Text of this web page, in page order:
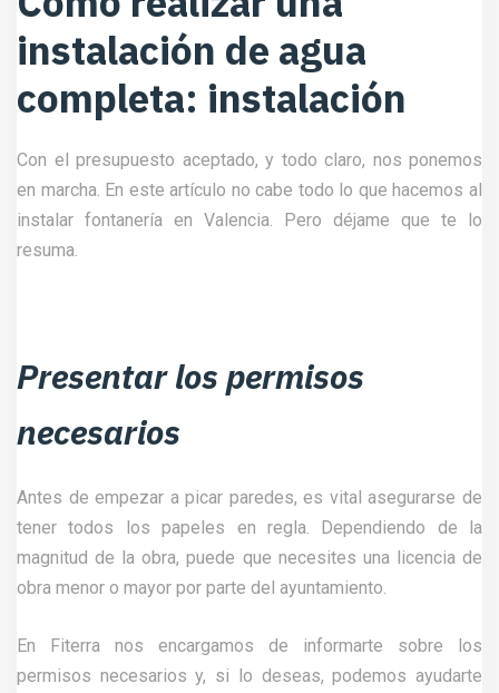
instalación de agua
completa: instalación
Con el presupuesto aceptado, y todo claro, nos ponemos
en marcha. En este artículo no cabe todo lo que hacemos al
instalar fontanería en Valencia. Pero déjame que te lo
resuma.
Presentar los permisos
necesarios
Antes de empezar a picar paredes, es vital asegurarse de
tener todos los papeles en regla. Dependiendo de la
magnitud de la obra, puede que necesites una licencia de
obra menor o mayor por parte del ayuntamiento.
En Fiterra nos encargamos de informarte sobre los
permisos necesarios y, si lo deseas, podemos ayudarte